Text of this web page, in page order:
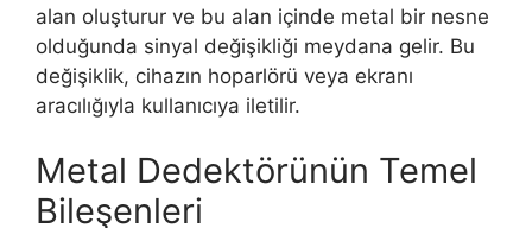
alan oluşturur ve bu alan içinde metal bir nesne
olduğunda sinyal değişikliği meydana gelir. Bu
değişiklik, cihazın hoparlörü veya ekranı
aracılığıyla kullanıcıya iletilir.
Metal Dedektörünün Temel
Bileşenleri